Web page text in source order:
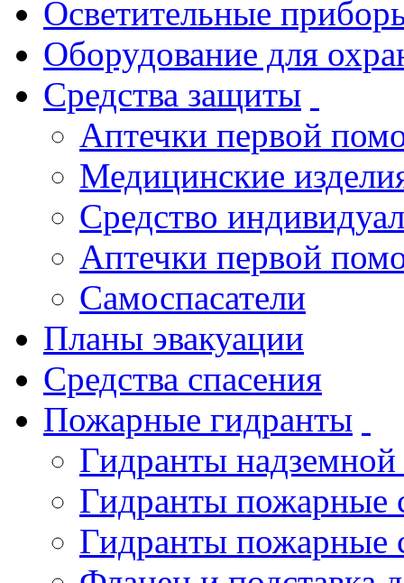
Осветительные
Оборудование для
Средства защиты
Аптечки первой
Медицинские
Средство
Аптечки первой
Самоспасатели
Планы эвакуации
Средства спасения
Пожарные гидранты
Гидранты
Гидранты пожарные
Гидранты пожарные